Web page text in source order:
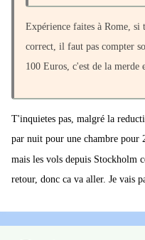
Expérience faites à Rome,
correct, il faut pas compter
100 Euros, c'est de la merde
T'inquietes pas, malgré la
par nuit pour une chambre pour
mais les vols depuis Stockholm
retour, donc ca va aller. Je vais